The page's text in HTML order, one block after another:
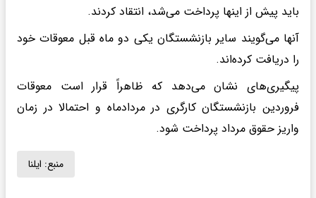
باید پیش از اینها پرداخت می‌شد، انتقاد کردند.
آنها می‌گویند سایر بازنشستگان یکی دو ماه قبل معوقات خود
را دریافت کرده‌اند.
پیگیری‌های نشان می‌دهد که ظاهراً قرار است معوقات
فروردین بازنشستگان کارگری در مردادماه و احتمالا در زمان
واریز حقوق مرداد پرداخت شود.
منبع: ایلنا